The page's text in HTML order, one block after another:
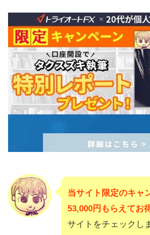
当サイト限定のキャ
53,000円もらえてお
サイトをチェックし